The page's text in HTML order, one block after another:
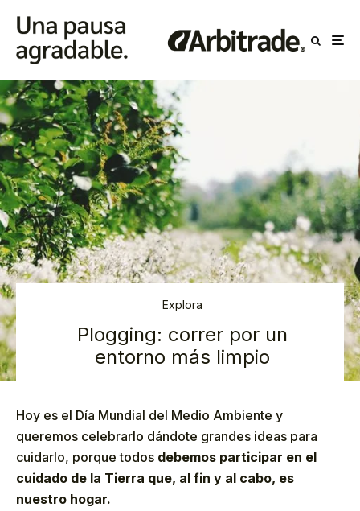
Explora
Plogging: correr por un
entorno más limpio
Hoy es el Día Mundial del Medio Ambiente y
queremos celebrarlo dándote grandes ideas para
cuidarlo, porque todos debemos participar en el
cuidado de la Tierra que, al fin y al cabo, es
nuestro hogar.